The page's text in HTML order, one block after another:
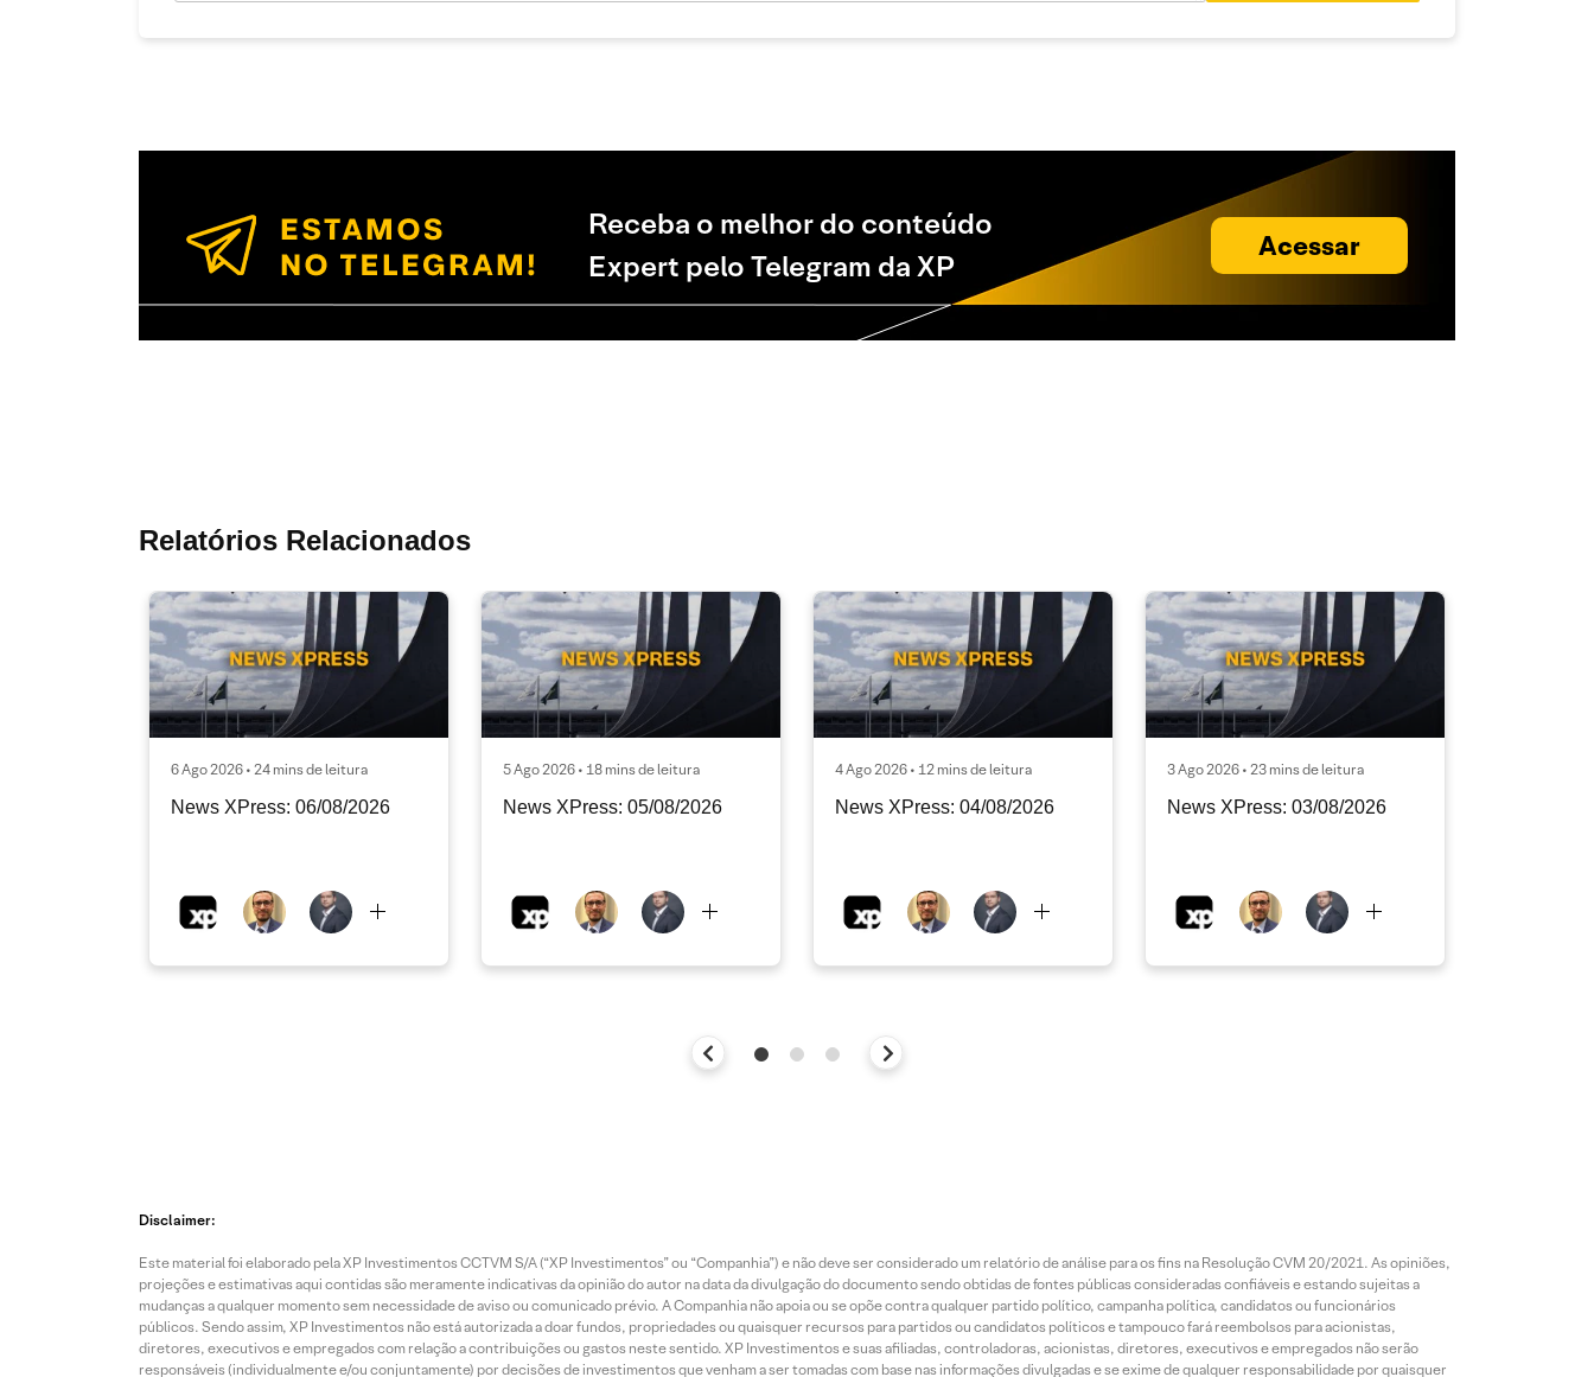
Receba o melhor do conteúdo
Expert pelo Telegram da XP
Acessar
Relatórios Relacionados
6 Ago 2026 • 24 mins de leitura
News XPress: 06/08/2026
5 Ago 2026 • 18 mins de leitura
News XPress: 05/08/2026
4 Ago 2026 • 12 mins de leitura
News XPress: 04/08/2026
3 Ago 2026 • 23 mins de leitura
News XPress: 03/08/2026
Disclaimer:
Este material foi elaborado pela XP Investimentos CCTVM S/A (“XP Investimentos” ou “Companhia”) e não deve ser considerado um relatório de análise para os fins na Resolução CVM 20/2021. As opiniões,
projeções e estimativas aqui contidas são meramente indicativas da opinião do autor na data da divulgação do documento sendo obtidas de fontes públicas consideradas confiáveis e estando sujeitas a
mudanças a qualquer momento sem necessidade de aviso ou comunicado prévio. A Companhia não apoia ou se opõe contra qualquer partido político, campanha política, candidatos ou funcionários
públicos. Sendo assim, XP Investimentos não está autorizada a doar fundos, propriedades ou quaisquer recursos para partidos ou candidatos políticos e tampouco fará reembolsos para acionistas,
diretores, executivos e empregados com relação a contribuições ou gastos neste sentido. XP Investimentos e suas afiliadas, controladoras, acionistas, diretores, executivos e empregados não serão
responsáveis (individualmente e/ou conjuntamente) por decisões de investimentos que venham a ser tomadas com base nas informações divulgadas e se exime de qualquer responsabilidade por quaisquer